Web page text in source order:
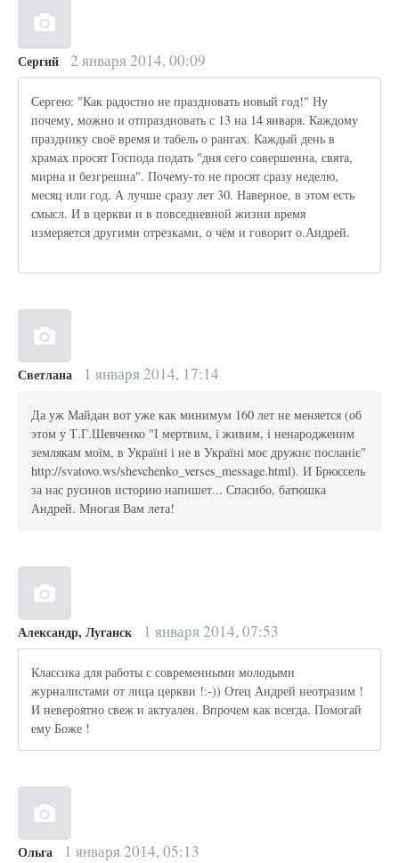
Сергий 2 января 2014, 00:09
Сергею: "Как радостно не праздновать новый год!" Ну
почему, можно и отпраздновать с 13 на 14 января. Каждому
празднику своё время и табель о рангах. Каждый день в
храмах просят Господа подать "дня сего совершенна, свята,
мирна и безгрешна". Почему-то не просят сразу неделю,
месяц или год. А лучше сразу лет 30. Наверное, в этом есть
смысл. И в церкви и в повседневной жизни время
измеряется другими отрезками, о чём и говорит о.Андрей.
Светлана 1 января 2014, 17:14
Да уж Майдан вот уже как минимум 160 лет не меняется (об
этом у Т.Г.Шевченко "І мертвим, і живим, і ненародженим
землякам моїм, в Україні і не в Україні моє дружнє посланіє"
http://svatovo.ws/shevchenko_verses_message.html). И Брюссель
за нас русинов историю напишет... Спасибо, батюшка
Андрей. Многая Вам лета!
Александр, Луганск 1 января 2014, 07:53
Классика для работы с современными молодыми
журналистами от лица церкви !:-)) Отец Андрей неотразим !
И невероятно свеж и актуален. Впрочем как всегда. Помогай
ему Боже !
Ольга 1 января 2014, 05:13